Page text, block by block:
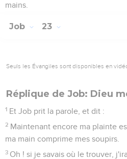
mains.
Job 23
Seuls les Évangiles sont disponibles en
Réplique de Job: Dieu
1 Et Job prit la parole, et dit :
2 Maintenant encore ma plainte
ma main comprime mes soupirs.
3 Oh ! si je savais où le trouver,